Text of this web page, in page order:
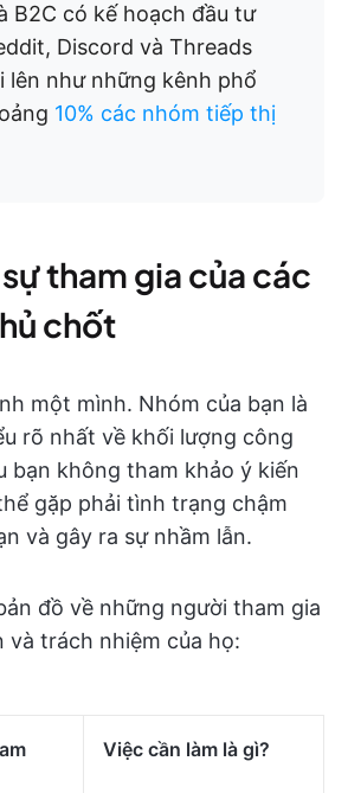
B2C có kế hoạch đầu tư
Discord và Threads
lên như những kênh phổ
10% các nhóm tiếp thị
tham gia của các
chốt
một mình. Nhóm của bạn là
rõ nhất về khối lượng công
bạn không tham khảo ý kiến
gặp phải tình trạng chậm
và gây ra sự nhầm lẫn.
đồ về những người tham gia
và trách nhiệm của họ:
Việc cần làm là gì?